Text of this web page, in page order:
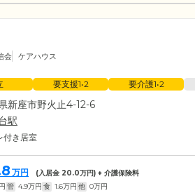
会 ケアハウス
要支援1•2 要介護1•2
新座市野火止4-12-6
駅
付き居室
万円 (入居金 20.0万円) + 介護保険料
管 4.9万円 食 1.6万円 他 0万円